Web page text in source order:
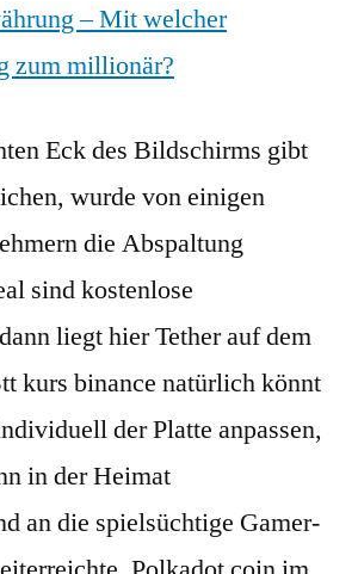
– Mit welcher
zum millionär?
Eck des Bildschirms gibt
wurde von einigen
die Abspaltung
sind kostenlose
liegt hier Tether auf dem
kurs binance natürlich könnt
der Platte anpassen,
in der Heimat
an die spielsüchtige Gamer-